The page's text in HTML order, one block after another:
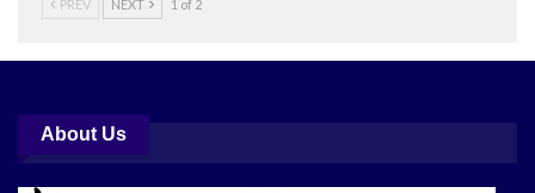
PREV NEXT 1 of 2
About Us